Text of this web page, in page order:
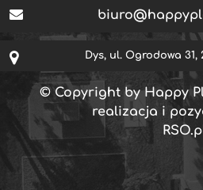
Dys, ul. Ogrodowa 31,
© Copyright by Happy
realizacja i